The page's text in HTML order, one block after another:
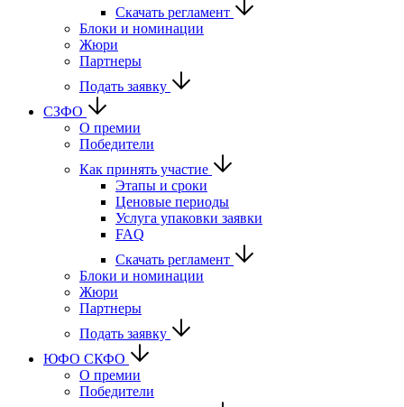
Скачать регламент
Блоки и номинации
Жюри
Партнеры
Подать заявку
СЗФО
О премии
Победители
Как принять участие
Этапы и сроки
Ценовые периоды
Услуга упаковки заявки
FAQ
Скачать регламент
Блоки и номинации
Жюри
Партнеры
Подать заявку
ЮФО СКФО
О премии
Победители